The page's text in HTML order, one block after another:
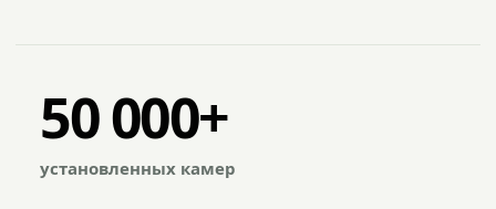
50 000+
установленных камер